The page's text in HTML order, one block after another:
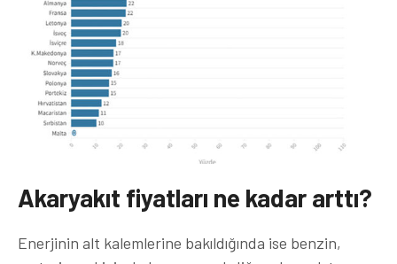
Akaryakıt fiyatları ne kadar arttı?
Enerjinin alt kalemlerine bakıldığında ise benzin,